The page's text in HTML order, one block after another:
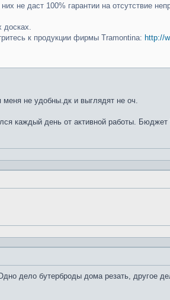
не даст 100% гарантии на отсутствие
досках.
к продукции фирмы Tramontina: http://
не удобны.дк и выглядят не оч.
каждый день от активной работы. Бюджет
дело бутерброды дома резать, другое